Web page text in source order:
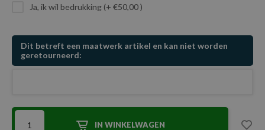
Ja, ik wil bedrukking (+ €50,00 )
Dit betreft een maatwerk artikel en kan niet worden
geretourneerd:
IN WINKELWAGEN